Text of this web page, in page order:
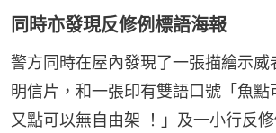
同時亦發現反修例標語海報
警方同時在屋內發現了一張描繪示威
明信片，和一張印有雙語口號「魚點
又點可以無自由架 ！」及一小行反